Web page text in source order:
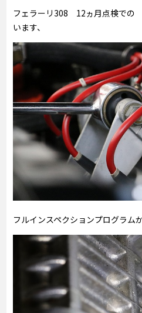
フェラーリ308 12ヵ月点検で
います、
フルインスペクションプログラ